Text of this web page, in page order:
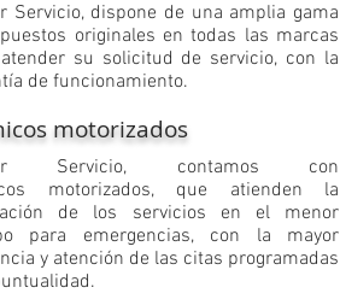
Servicio, dispone de una amplia gama
originales en todas las marcas
su solicitud de servicio, con la
de funcionamiento.
motorizados
Servicio, contamos con
motorizados, que atienden la
de los servicios en el menor
para emergencias, con la mayor
y atención de las citas programadas
.